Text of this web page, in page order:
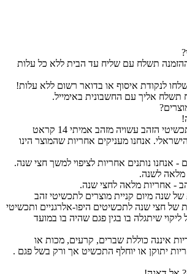
מעל 399 ש"ח ההזמנה תשלח עם שליח עד הבית ללא כל עלות
אליך עם החשבונית באימייל.
תכשיטי זהב – מתכת תכשיטי הזהב עשויה מזהב אמיתי 14 קראט
אנחנו מעניקים אחריות שהמוצר הינו
- אנחנו נותנים אחריות לציפוי למשך חצי שנה.
מלאה לשנה.
- אחריות מלאה לחצי שנה.
של שנה מיום קניית מוצרים לתכשיטי זהב
של חצי שנה לתכשיטים היפו-אלרגניים ותכשיטי
שיתגלה בו בגין פגם שהיה בו במועד
איננה כוללת שברים, קרעים, מכות או
יתוקן או יוחלף התכשיט אך ורק בשל פגם .